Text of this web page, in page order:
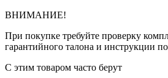
ВНИМАНИЕ!
При покупке требуйте проверку
гарантийного талона и инструкции
С этим товаром часто берут